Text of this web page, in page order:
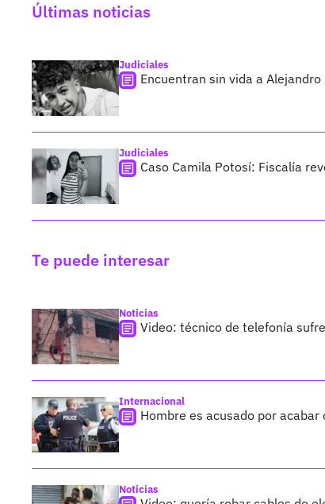
Últimas noticias
Judiciales
Encuentran sin vida a
Judiciales
Caso Camila Potosí: Fiscalía
Te puede interesar
Noticias
Video: técnico de telefonía
Internacional
Hombre es acusado por
Noticias